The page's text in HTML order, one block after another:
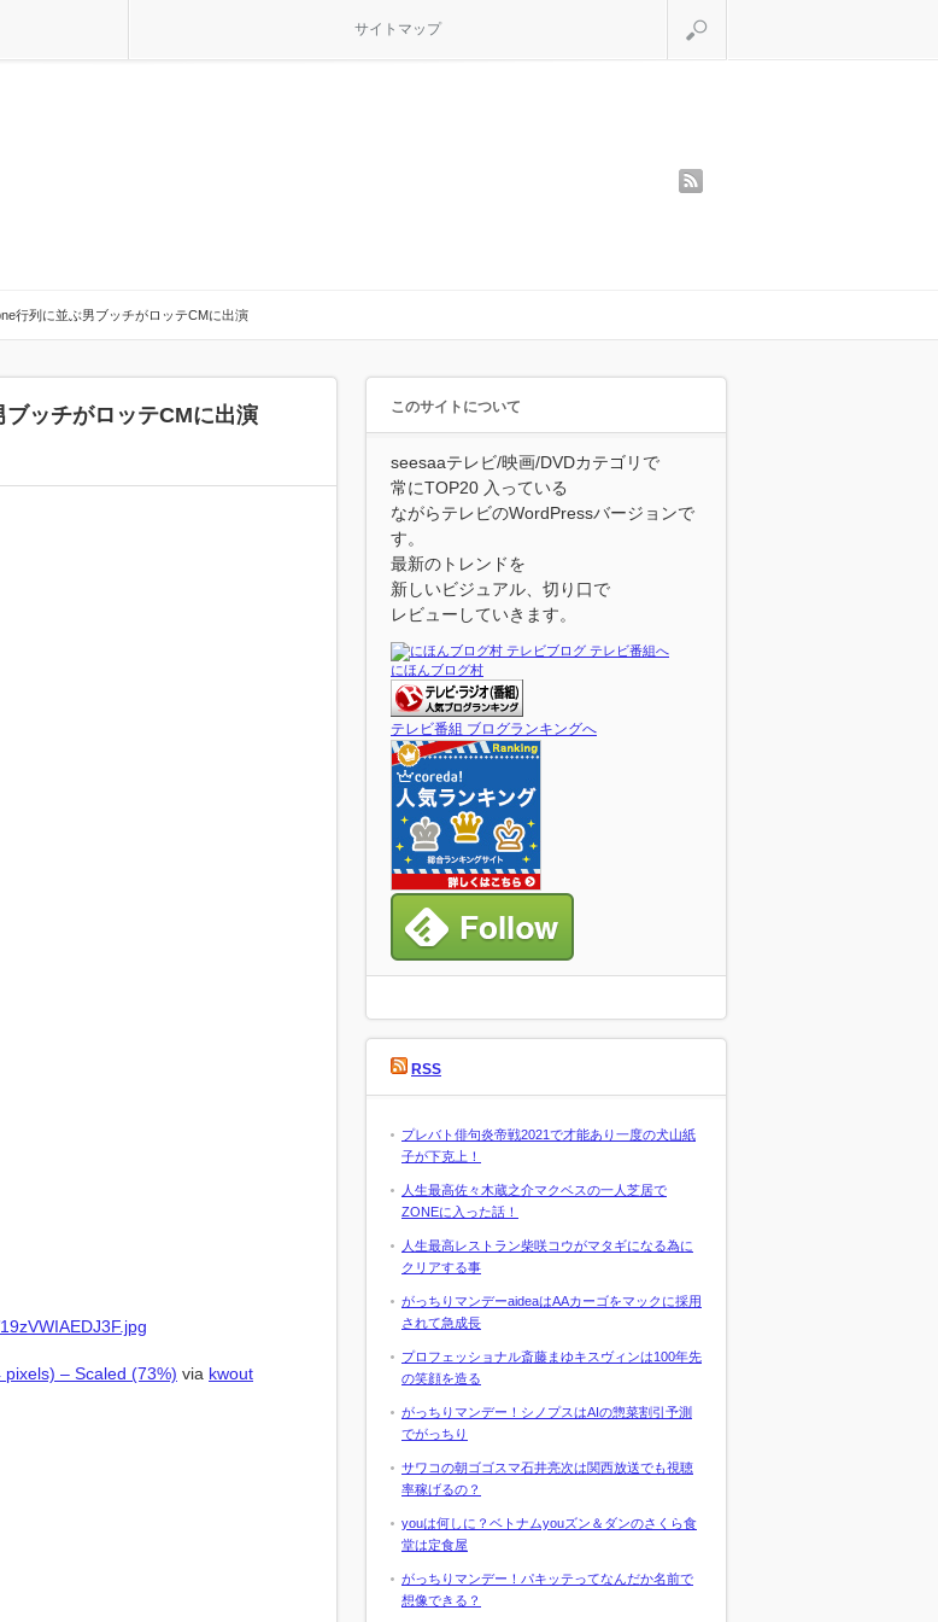
サイトマップ
行列に並ぶ男ブッチがロッテCMに出演
ッチがロッテCMに出演
– Scaled (73%) via kwout
このサイトについて
seesaaテレビ/映画/DVDカテゴリで
常にTOP20 入っている
ながらテレビのWordPressバージョンで
す。
最新のトレンドを
新しいビジュアル、切り口で
レビューしていきます。
にほんブログ村
テレビ番組 ブログランキングへ
RSS
プレバト俳句炎帝戦2021で才能あり一度の犬山紙
子が下克上！
人生最高佐々木蔵之介マクベスの一人芝居で
ZONEに入った話！
人生最高レストラン柴咲コウがマタギになる為に
クリアする事
がっちりマンデーaideaはAAカーゴをマックに採用
されて急成長
プロフェッショナル斎藤まゆキスヴィンは100年先
の笑顔を造る
がっちりマンデー！シノプスはAIの惣菜割引予測
でがっちり
サワコの朝ゴゴスマ石井亮次は関西放送でも視聴
率稼げるの？
youは何しに？ベトナムyouズン＆ダンのさくら食
堂は定食屋
がっちりマンデー！パキッテってなんだか名前で
想像できる？